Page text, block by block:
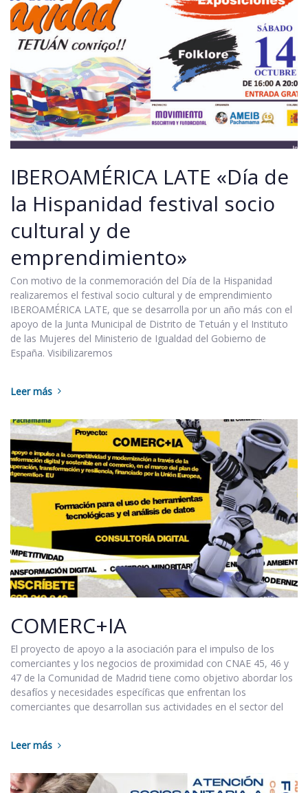
IBEROAMÉRICA LATE «Día de
la Hispanidad festival socio
cultural y de
emprendimiento»
Con motivo de la conmemoración del Día de la Hispanidad
realizaremos el festival socio cultural y de emprendimiento
IBEROAMÉRICA LATE, que se desarrolla por un año más con el
apoyo de la Junta Municipal de Distrito de Tetuán y el Instituto
de las Mujeres del Ministerio de Igualdad del Gobierno de
España. Visibilizaremos
Leer más
COMERC+IA
El proyecto de apoyo a la asociación para el impulso de los
comerciantes y los negocios de proximidad con CNAE 45, 46 y
47 de la Comunidad de Madrid tiene como objetivo abordar los
desafíos y necesidades específicas que enfrentan los
comerciantes que desarrollan sus actividades en el sector del
Leer más